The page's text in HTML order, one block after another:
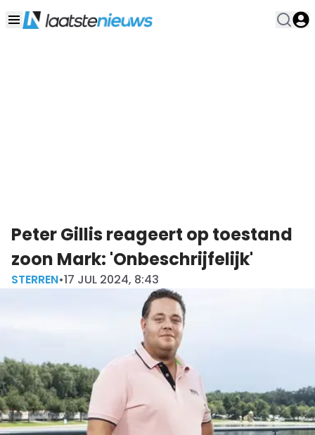
Peter Gillis reageert op toestand
zoon Mark: 'Onbeschrijfelijk'
STERREN•17 JUL 2024, 8:43